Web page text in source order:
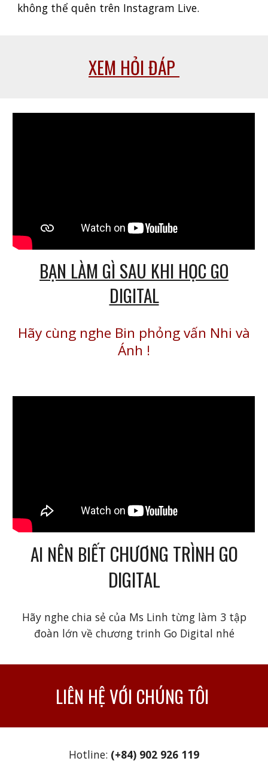
không thể quên trên Instagram Live.
XEM HỎI ĐÁP
BẠN LÀM GÌ SAU KHI HỌC GO
DIGITAL
Hãy cùng nghe Bin phỏng vấn Nhi và
Ánh !
AI NÊN BIẾT CHƯƠNG TRÌNH GO
DIGITAL
Hãy nghe chia sẻ của Ms Linh từng làm 3 tập
đoàn lớn về chương trinh Go Digital nhé
LIÊN HỆ VỚI CHÚNG TÔI
Hotline: (+84) 902 926 119